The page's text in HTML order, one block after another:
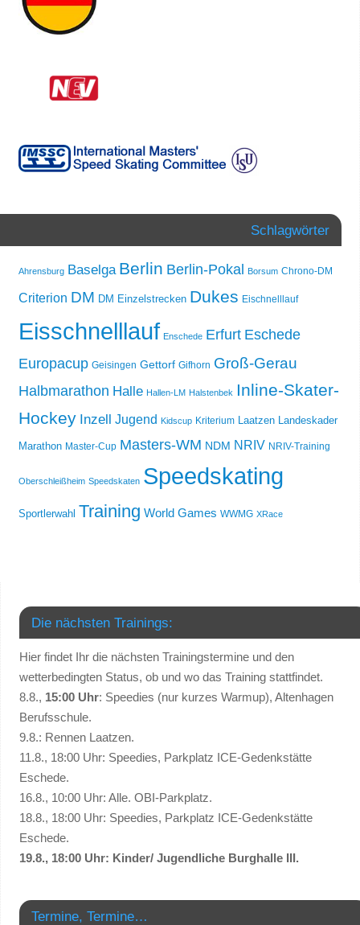
Schlagwörter
Ahrensburg Baselga Berlin Berlin-Pokal Borsum Chrono-DM
Criterion DM DM Einzelstrecken Dukes Eischnelllauf
Eisschnelllauf Enschede Erfurt Eschede
Europacup Geisingen Gettorf Gifhorn Groß-Gerau
Halbmarathon Halle Hallen-LM Halstenbek Inline-Skater-
Hockey Inzell Jugend Kidscup Kriterium Laatzen Landeskader
Marathon Master-Cup Masters-WM NDM NRIV NRIV-Training
Oberschleißheim Speedskaten Speedskating
Sportlerwahl Training World Games WWMG XRace
Die nächsten Trainings:
Hier findet Ihr die nächsten Trainingstermine und den
wetterbedingten Status, ob und wo das Training stattfindet.
8.8., 15:00 Uhr: Speedies (nur kurzes Warmup), Altenhagen
Berufsschule.
9.8.: Rennen Laatzen.
11.8., 18:00 Uhr: Speedies, Parkplatz ICE-Gedenkstätte
Eschede.
16.8., 10:00 Uhr: Alle. OBI-Parkplatz.
18.8., 18:00 Uhr: Speedies, Parkplatz ICE-Gedenkstätte
Eschede.
19.8., 18:00 Uhr: Kinder/ Jugendliche Burghalle III.
Termine, Termine…